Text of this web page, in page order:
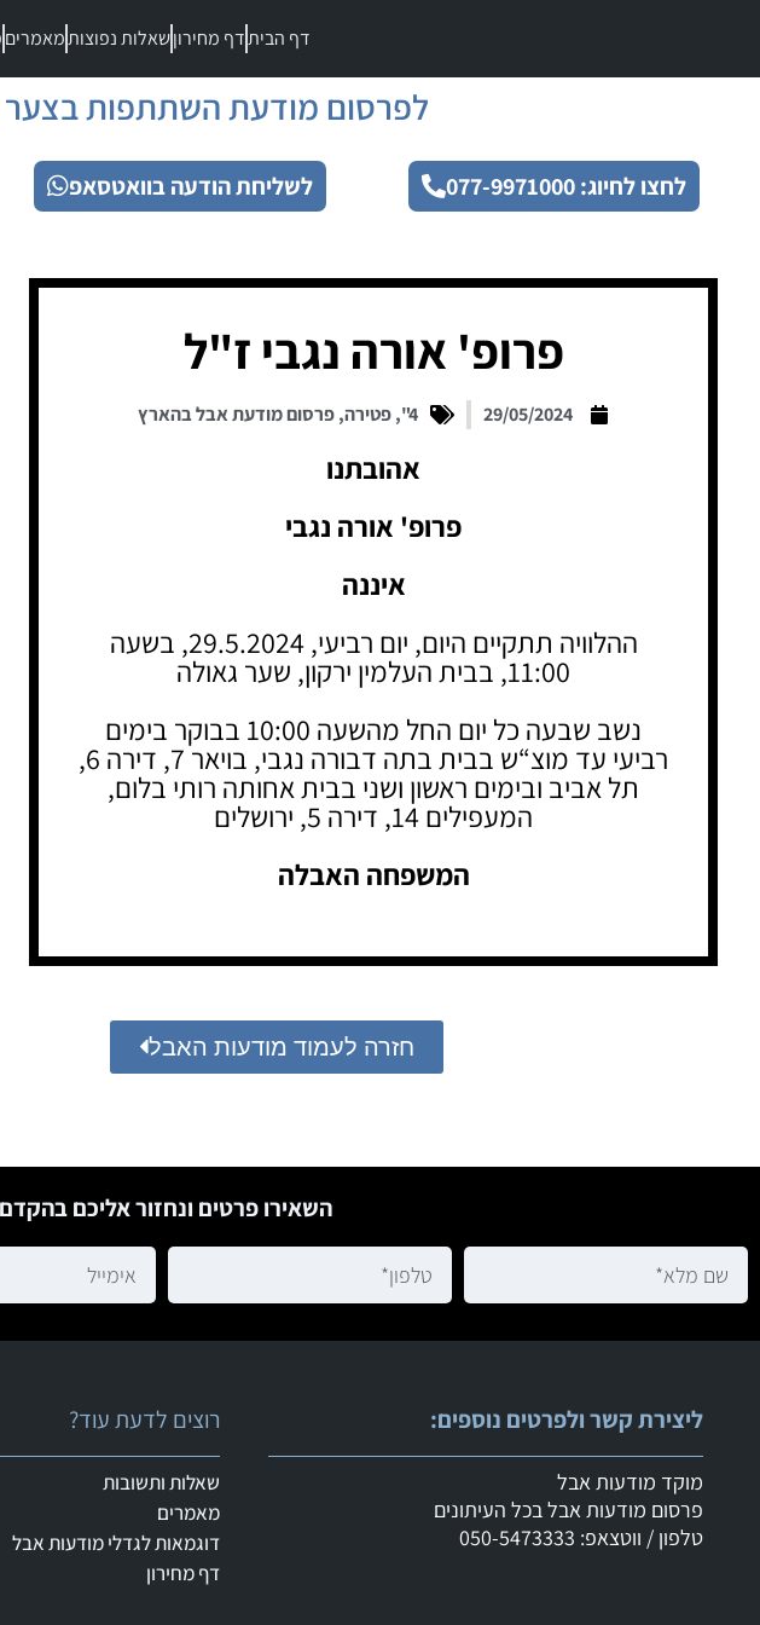
דף הביתדף מחירוןשאלות נפוצותמאמרים
לפרסום מודעת השתתפות בצער
לחצו לחיוג: 077-9971000 לשליחת הודעה בוואטסאפ
פרופ' אורה נגבי ז"ל
29/05/2024
4"
,פטירה,פרסום מודעת אבל בהארץ
אהובתנו
פרופ' אורה נגבי
איננה
ההלוויה תתקיים היום, יום רביעי, 29.5.2024, בשעה
11:00, בבית העלמין ירקון, שער גאולה
נשב שבעה כל יום החל מהשעה 10:00 בבוקר בימים
רביעי עד מוצ“ש בבית בתה דבורה נגבי, בויאר 7, דירה 6,
תל אביב ובימים ראשון ושני בבית אחותה רותי בלום,
המעפילים 14, דירה 5, ירושלים
המשפחה האבלה
חזרה לעמוד מודעות האבל
השאירו פרטים ונחזור אליכם
ליצירת קשר ולפרטים נוספים:
מוקד מודעות אבל
פרסום מודעות אבל בכל העיתונים
טלפון / ווטצאפ: 050-5473333
רוצים לדעת עוד?
שאלות ותשובות
מאמרים
דוגמאות לגדלי מודעות אבל
דף מחירון